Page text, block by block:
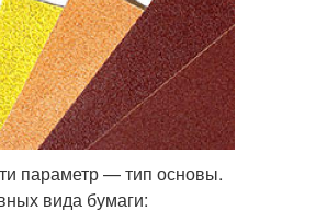
параметр — тип основы.
вида бумаги: